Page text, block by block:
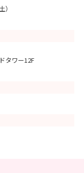
タワー12F